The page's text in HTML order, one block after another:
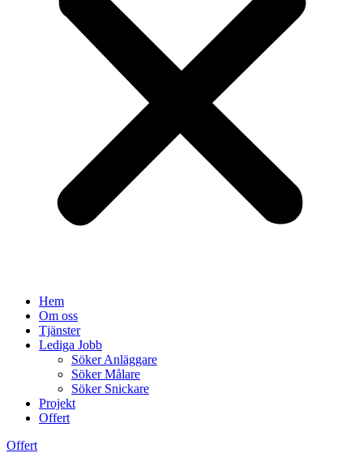
Hem
Om oss
Tjänster
Lediga Jobb
Söker Anläggare
Söker Målare
Söker Snickare
Projekt
Offert
Offert